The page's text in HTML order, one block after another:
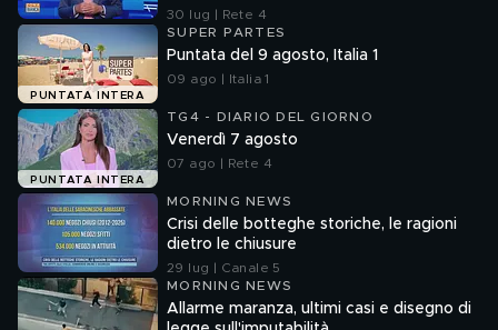
30 lug | Rete 4
PUNTATA INTERA
SUPER PARTES
Puntata del 9 agosto, Italia 1
09 ago | Italia 1
PUNTATA INTERA
TG4 - DIARIO DEL GIORNO
Venerdì 7 agosto
07 ago | Rete 4
MORNING NEWS
Crisi delle botteghe storiche, le ragioni
dietro le chiusure
29 lug | Canale 5
MORNING NEWS
Allarme maranza, ultimi casi e disegno di